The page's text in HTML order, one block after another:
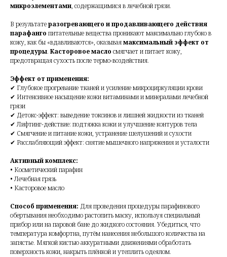
микроэлементами, содержащимися в лечебной грязи.
В результатеразогревающего и продавливающего действия
парафанго питательные вещества проникают максимально глубоко в
кожу, как бы «вдавливаются», оказываямаксимальный эффект от
процедуры. Касторовое масло смягчает и питает кожу,
предотвращая сухость после термо-воздействия.
Эффект от применения:
✔ Глубокое прогревание тканей и усиление микроциркуляции крови
✔ Интенсивное насыщение кожи витаминами и минералами лечебной
грязи
✔ Детокс-эффект: выведение токсинов и лишней жидкости из тканей
✔ Лифтинг-действие: подтяжка кожи и улучшение контуров тела
✔ Смягчение и питание кожи, устранение шелушений и сухости
✔ Расслабляющий эффект: снятие мышечного напряжения и усталости
Активный комплекс:
• Косметический парафин
• Лечебная грязь
• Касторовое масло
Способ применения: Для проведения процедуры парафинового
обертывания необходимо растопить маску, используя специальный
прибор или на паровой бане до жидкого состояния. Убедиться, что
температура комфортна, путём нанесения небольшого количества на
запястье. Мягкой кистью аккуратными движениями обработать
поверхность кожи, накрыть плёнкой и утеплить одеялом.